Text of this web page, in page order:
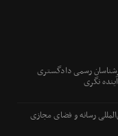
رسمی دادگستری
نگری
رسانه و فضای مجازی